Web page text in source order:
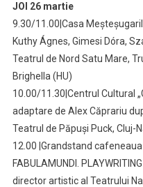
JOI 26 martie
9.30/11.00|Casa
Kuthy Ágnes, Gimesi Dóra,
Teatrul de Nord Satu Mare,
Brighella (HU)
10.00/11.30|Centrul Cultural
adaptare de Alex Căprariu
Teatrul de Păpuși Puck, Cluj-
12.00 |Grandstand
FABULAMUNDI.
director artistic al Teatrului